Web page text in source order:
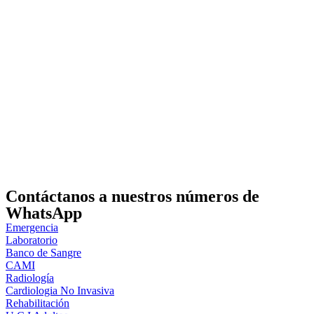
Contáctanos a nuestros números de
WhatsApp
Emergencia
Laboratorio
Banco de Sangre
CAMI
Radiología
Cardiologia No Invasiva
Rehabilitación